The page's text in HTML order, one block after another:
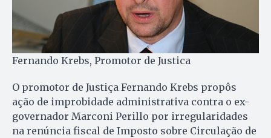
Fernando Krebs, Promotor de Justica
O promotor de Justiça Fernando Krebs propôs
ação de improbidade administrativa contra o ex-
governador Marconi Perillo por irregularidades
na renúncia fiscal de Imposto sobre Circulação de